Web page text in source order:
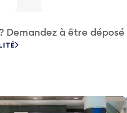
Demandez à être